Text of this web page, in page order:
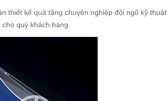
thiết kế quà tặng chuyên nghiệp đội ngũ kỹ thuật
quý khách hàng.